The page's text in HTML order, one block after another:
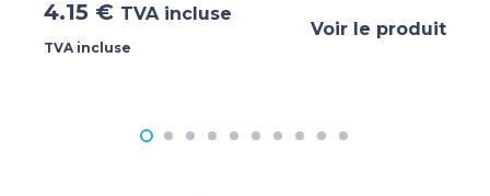
4.15 € TVA incluse
TVA incluse
Voir le produit